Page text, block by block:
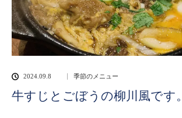
2024.09.8 季節のメニュー
牛すじとごぼうの柳川風です。